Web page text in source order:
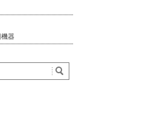
機器